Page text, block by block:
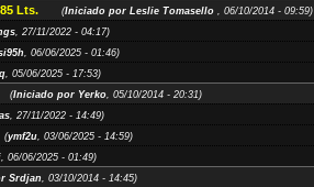
Lts. (Iniciado por Leslie Tomasello , 06/10/2014 - 09:59)
, 27/11/2022 - 04:17)
, 06/06/2025 - 01:46)
, 05/06/2025 - 17:53)
(Iniciado por Yerko, 05/10/2014 - 20:31)
, 27/11/2022 - 14:49)
(ymf2u, 03/06/2025 - 14:59)
, 06/06/2025 - 01:49)
Srdjan, 03/10/2014 - 14:45)